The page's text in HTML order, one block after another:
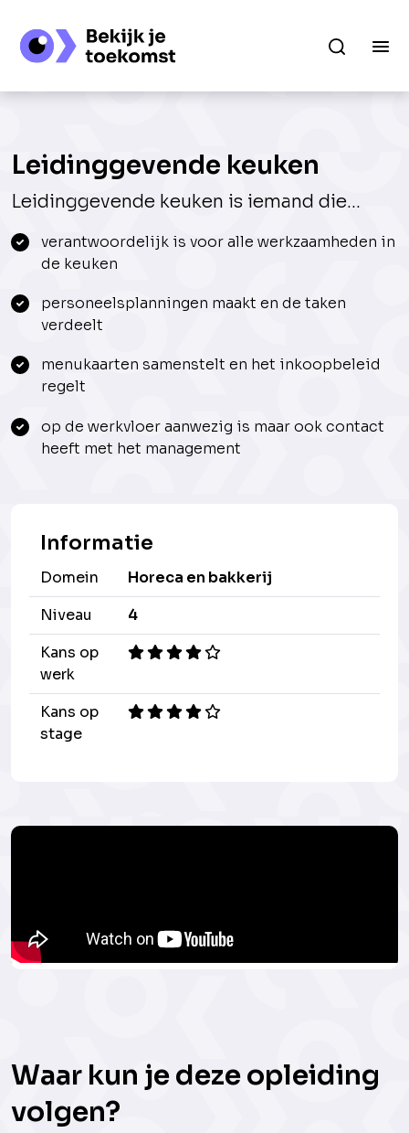
Leidinggevende keuken
Leidinggevende keuken is iemand die...
verantwoordelijk is voor alle werkzaamheden in
de keuken
personeelsplanningen maakt en de taken
verdeelt
menukaarten samenstelt en het inkoopbeleid
regelt
op de werkvloer aanwezig is maar ook contact
heeft met het management
Informatie
Domein
Horeca en bakkerij
Niveau
4
Kans op
werk
Kans op
stage
Waar kun je deze opleiding
volgen?